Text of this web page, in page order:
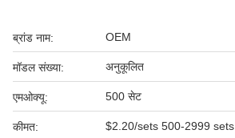
ब्रांड नाम: OEM
मॉडल संख्या: अनुकूलित
एमओक्यू: 500 सेट
कीमत: $2.20/sets 500-2999 sets